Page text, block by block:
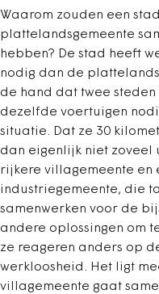
Waarom zouden een
plattelandsgemeente
hebben? De stad heeft
nodig dan de
de hand dat twee
dezelfde voertuigen
situatie. Dat ze 30
dan eigenlijk niet zoveel
rijkere villagemeente en
industriegemeente, die
samenwerken voor de
andere oplossingen om
ze reageren anders op
werkloosheid. Het ligt
villagemeente gaat